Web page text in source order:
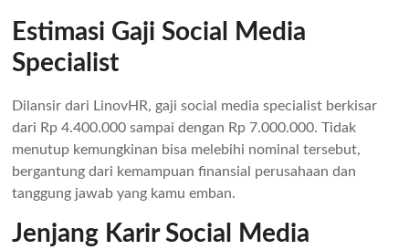
Estimasi Gaji Social Media
Specialist
Dilansir dari LinovHR, gaji social media specialist berkisar
dari Rp 4.400.000 sampai dengan Rp 7.000.000. Tidak
menutup kemungkinan bisa melebihi nominal tersebut,
bergantung dari kemampuan finansial perusahaan dan
tanggung jawab yang kamu emban.
Jenjang Karir Social Media